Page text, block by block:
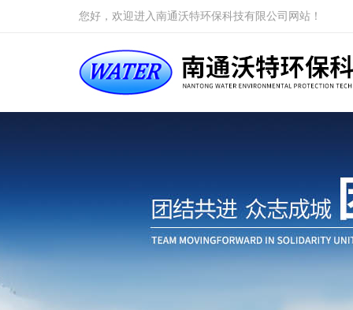
您好，欢迎进入南通沃特环保科技有限公司网站！